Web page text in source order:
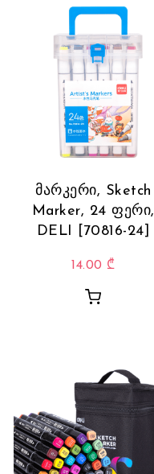
მარკერი, Sketch
Marker, 24 ფერი,
DELI [70816-24]
14.00 ₾